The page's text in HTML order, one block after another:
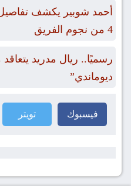
أحمد شوبير يكشف
4 من نجوم الفريق
رسميًا.. ريال مدريد يتعاقد
ديوماندي”
فيسبوك تويتر